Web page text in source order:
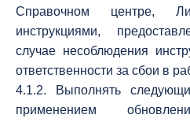
Справочном центре,
инструкциями,
случае несоблюдения
ответственности за сбои в
4.1.2. Выполнять
применением